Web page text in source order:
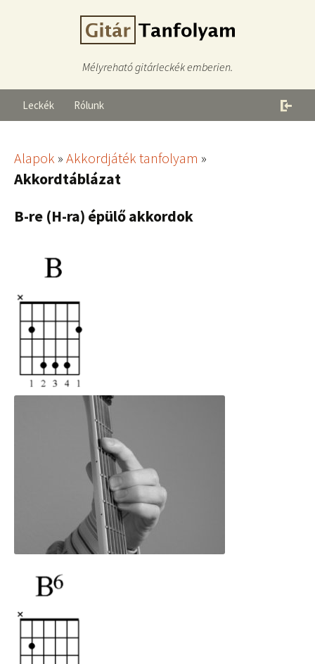
Mélyreható gitárleckék emberien.
Leckék Rólunk
Alapok » Akkordjáték tanfolyam »
Akkordtáblázat
B-re (H-ra) épülő akkordok